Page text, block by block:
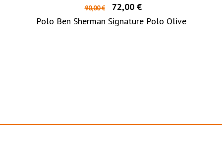
90,00 €
72,00 €
Polo Ben Sherman Signature Polo Olive